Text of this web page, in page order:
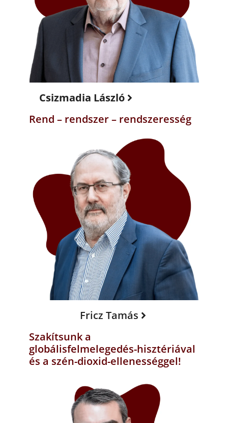
Csizmadia László
Rend – rendszer – rendszeresség
Fricz Tamás
Szakítsunk a
globálisfelmelegedés-hisztériával
és a szén-dioxid-ellenességgel!